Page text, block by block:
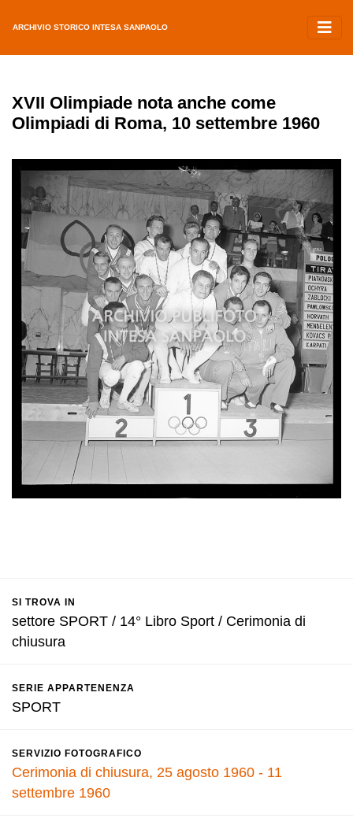
ARCHIVIO STORICO INTESA SANPAOLO
XVII Olimpiade nota anche come
Olimpiadi di Roma, 10 settembre 1960
SI TROVA IN
settore SPORT / 14° Libro Sport / Cerimonia di
chiusura
SERIE APPARTENENZA
SPORT
SERVIZIO FOTOGRAFICO
Cerimonia di chiusura, 25 agosto 1960 - 11
settembre 1960